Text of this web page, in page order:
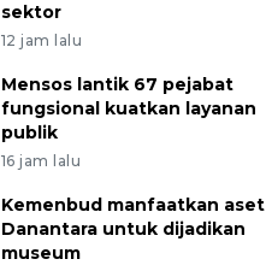
sektor
12 jam lalu
Mensos lantik 67 pejabat
fungsional kuatkan layanan
publik
16 jam lalu
Kemenbud manfaatkan aset
Danantara untuk dijadikan
museum